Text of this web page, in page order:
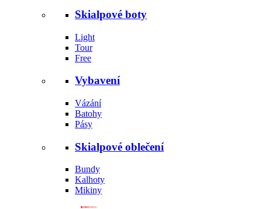
Skialpové boty
Light
Tour
Free
Vybavení
Vázání
Batohy
Pásy
Skialpové oblečení
Bundy
Kalhoty
Mikiny